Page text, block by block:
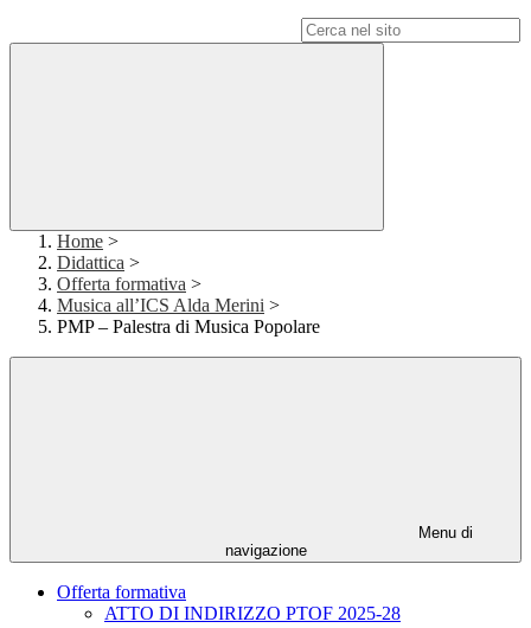
Home >
Didattica >
Offerta formativa >
Musica all’ICS Alda Merini >
PMP – Palestra di Musica Popolare
Menu di
navigazione
Offerta formativa
ATTO DI INDIRIZZO PTOF 2025-28